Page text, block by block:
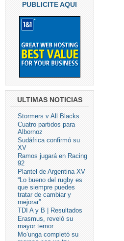
PUBLICITE AQUI
ULTIMAS NOTICIAS
Stormers v All Blacks
Cuatro partidos para
Albornoz
Sudáfrica confirmó su
XV
Ramos jugará en Racing
92
Plantel de Argentina XV
“Lo bueno del rugby es
que siempre puedes
tratar de cambiar y
mejorar”
TDI A y B | Resultados
Erasmus, reveló su
mayor temor
Mo’unga completó su